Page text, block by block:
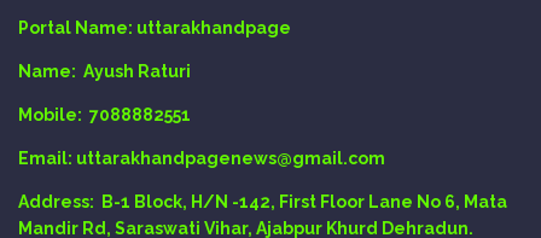
Portal Name: uttarakhandpage
Name: Ayush Raturi
Mobile: 7088882551
Email: uttarakhandpagenews@gmail.com
Address:
B-1 Block, H/N -142, First Floor Lane No 6, Mata
Mandir Rd, Saraswati Vihar, Ajabpur Khurd Dehradun.